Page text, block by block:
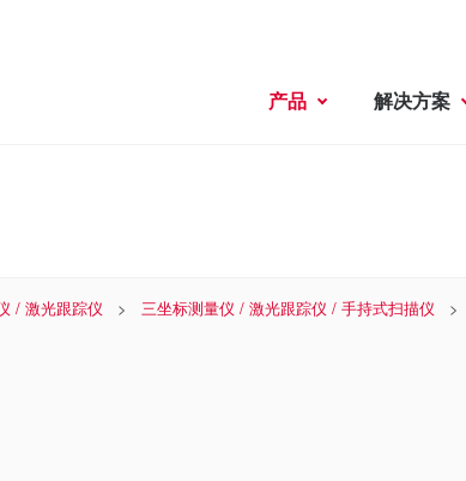
产品 解决方案
/ 激光跟踪仪 三坐标测量仪 / 激光跟踪仪 / 手持式扫描仪